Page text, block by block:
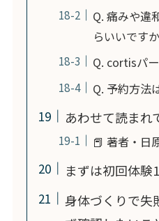
Q. 痛みや違
らいいです
Q. cortisパ
Q. 予約方法
あわせて読まれ
📕 著者・日
まずは初回体験
身体づくりで失